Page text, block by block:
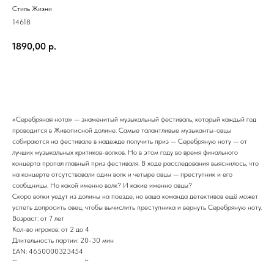
Стиль Жизни
14618
1890,00 р.
«Серебряная нота» — знаменитый музыкальный фестиваль, который каждый год
проводится в Живописной долине. Самые талантливые музыканты-овцы
собираются на фестивале в надежде получить приз — Серебряную ноту — от
лучших музыкальных критиков-волков. Но в этом году во время финального
концерта пропал главный приз фестиваля. В ходе расследования выяснилось, что
на концерте отсутствовали один волк и четыре овцы — преступник и его
сообщницы. Но какой именно волк? И какие именно овцы?
Скоро волки уедут из долины на поезде, но ваша команда детективов ещё может
успеть допросить овец, чтобы вычислить преступника и вернуть Серебряную ноту.
Возраст: от 7 лет
Кол-во игроков: от 2 до 4
Длительность партии: 20-30 мин
EAN: 4650000323454